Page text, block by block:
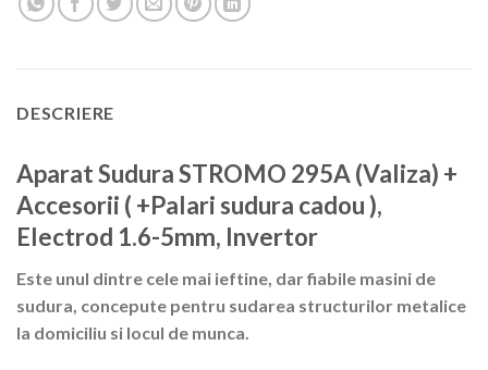
DESCRIERE
Aparat Sudura STROMO 295A (Valiza) +
Accesorii ( +Palari sudura cadou ),
Electrod 1.6-5mm, Invertor
Este unul dintre cele mai ieftine, dar fiabile masini de
sudura, concepute pentru sudarea structurilor metalice
la domiciliu si locul de munca.